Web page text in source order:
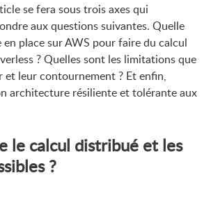
se fera sous trois axes qui
aux questions suivantes. Quelle
place sur AWS pour faire du calcul
? Quelles sont les limitations que
et leur contournement ? Et enfin,
architecture résiliente et tolérante aux
le calcul distribué et les
?